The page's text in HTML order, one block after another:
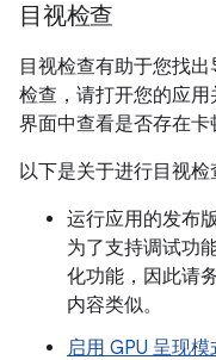
目视检查
目视检查有助于您找
检查，请打开您的应
界面中查看是否存在卡
以下是关于进行目视检
运行应用的发布
为了支持调试功
化功能，因此请
内容类似。
启用 GPU 呈现